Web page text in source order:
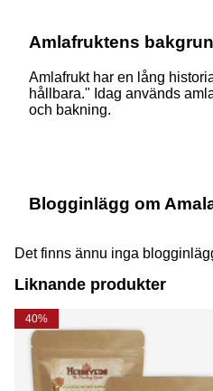
Amlafruktens
Amlafrukt har en lång
hållbara." Idag används
och bakning.
Blogginlägg om
Det finns ännu inga
Liknande produkter
40%